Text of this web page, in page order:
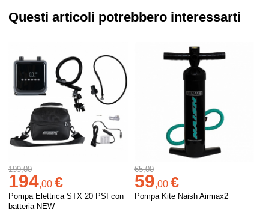
Questi articoli potrebbero interessarti
199,00
194,00 €
Pompa Elettrica STX 20 PSI con
batteria NEW
65,00
59,00 €
Pompa Kite Naish Airmax2